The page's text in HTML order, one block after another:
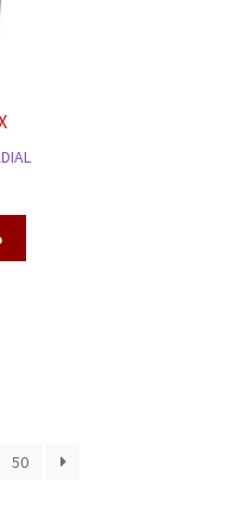
50